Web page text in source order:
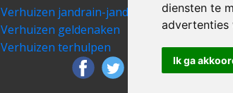
diensten te
advertenties
Ik ga
Verhuizen jandrain-jandrenouille
Verhuizen geldenaken
Verhuizen terhulpen